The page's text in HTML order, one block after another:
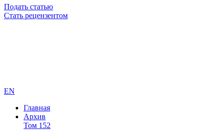
Подать статью
Стать рецензентом
EN
Главная
Архив
Том 152